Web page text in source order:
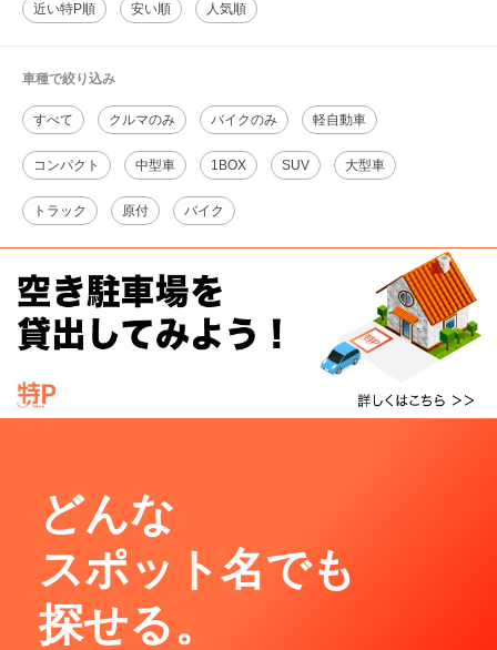
近い特P順 安い順 人気順
車種で絞り込み
すべて クルマのみ バイクのみ 軽自動車
コンパクト 中型車 1BOX SUV 大型車
トラック 原付 バイク
どんな
スポット名でも
探せる。